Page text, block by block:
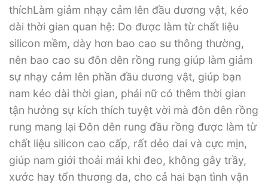
thíchLàm giảm nhạy cảm lên đầu dương vật, kéo
dài thời gian quan hệ: Do được làm từ chất liệu
silicon mềm, dày hơn bao cao su thông thường,
nên bao cao su đôn dên rồng rung giúp làm giảm
sự nhạy cảm lên phần đầu dương vật, giúp bạn
nam kéo dài thời gian, phái nữ có thêm thời gian
tận hưởng sự kích thích tuyệt vời mà đôn dên rồng
rung mang lại Đôn dên rung đầu rồng được làm từ
chất liệu silicon cao cấp, rất dẻo dai và cực mịn,
giúp nam giới thoải mái khi đeo, không gây trầy,
xước hay tổn thương da, cho cả hai bạn tình vận